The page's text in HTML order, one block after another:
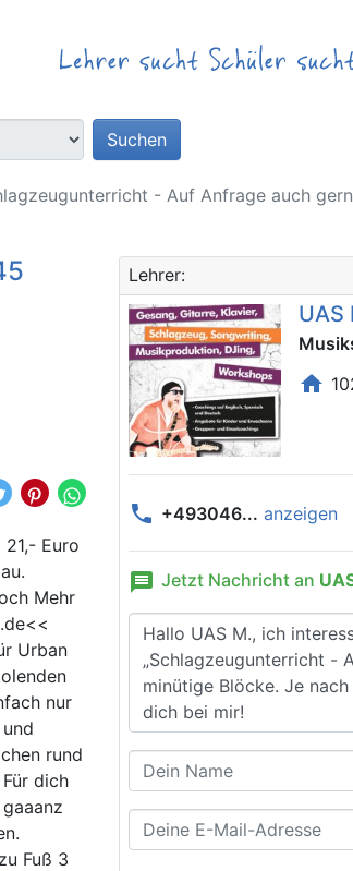
Suchen
- Auf Anfrage auch
Euro
Mehr
Urban
nur
rund
dich
Fuß 3
Lehrer:
UAS
home
phone +493046... anzeigen
message Jetzt Nachricht an